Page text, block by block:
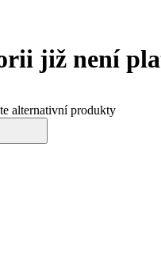
již není
alternativní produkty